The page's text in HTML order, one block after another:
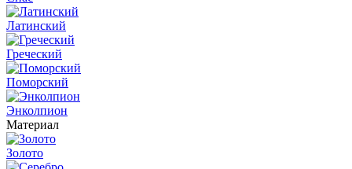
Латинский
Греческий
Поморский
Энколпион
Материал
Золото